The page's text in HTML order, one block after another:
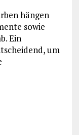
hängen
sowie
Ein
um